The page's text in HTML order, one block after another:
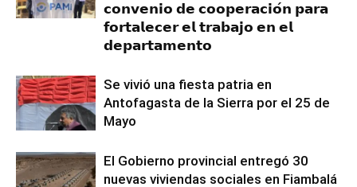
𝗰𝗼𝗻𝘃𝗲𝗻𝗶𝗼 𝗱𝗲 𝗰𝗼𝗼𝗽𝗲𝗿𝗮𝗰𝗶𝗼́𝗻 𝗽𝗮𝗿𝗮
𝗳𝗼𝗿𝘁𝗮𝗹𝗲𝗰𝗲𝗿 𝗲𝗹 𝘁𝗿𝗮𝗯𝗮𝗷𝗼 𝗲𝗻 𝗲𝗹
𝗱𝗲𝗽𝗮𝗿𝘁𝗮𝗺𝗲𝗻𝘁𝗼
Se vivió una fiesta patria en
Antofagasta de la Sierra por el 25 de
Mayo
El Gobierno provincial entregó 30
nuevas viviendas sociales en Fiambalá